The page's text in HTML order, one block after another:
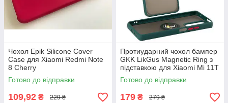
Чохол Epik Silicone Cover
Case для Xiaomi Redmi Note
8 Cherry
Готово до відправки
109,92 ₴ 229 ₴
Протиударний чохол бампер
GKK LikGus Magnetic Ring з
підставкою для Xiaomi Mi 11T
/ Mi 11T Pro Green
Готово до відправки
179 ₴ 279 ₴